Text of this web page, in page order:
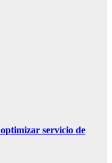
servicio de